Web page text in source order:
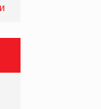
«УкраМарин»